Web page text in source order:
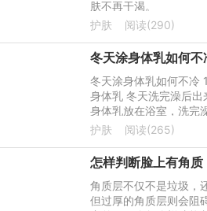
肤不再干渴。
护肤
阅读(290)
冬天涂身体乳如何不冷
身体乳 冬天洗完澡后
身体乳放在浴室，洗完
澡，擦干水，三五分钟
护肤 阅读(265)
怎样判断脸上有角质
角质层不仅不是垃圾，
但过厚的角质层则会阻